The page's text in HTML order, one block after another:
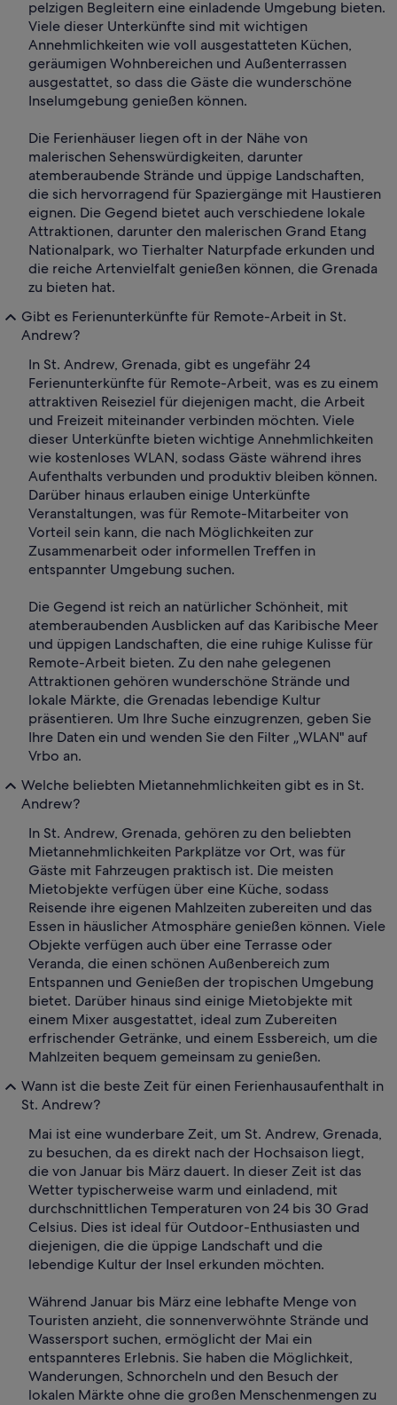
pelzigen Begleitern eine einladende Umgebung bieten.
Viele dieser Unterkünfte sind mit wichtigen
Annehmlichkeiten wie voll ausgestatteten Küchen,
geräumigen Wohnbereichen und Außenterrassen
ausgestattet, so dass die Gäste die wunderschöne
Inselumgebung genießen können.
Die Ferienhäuser liegen oft in der Nähe von
malerischen Sehenswürdigkeiten, darunter
atemberaubende Strände und üppige Landschaften,
die sich hervorragend für Spaziergänge mit Haustieren
eignen. Die Gegend bietet auch verschiedene lokale
Attraktionen, darunter den malerischen Grand Etang
Nationalpark, wo Tierhalter Naturpfade erkunden und
die reiche Artenvielfalt genießen können, die Grenada
zu bieten hat.
Gibt es Ferienunterkünfte für Remote-Arbeit in St.
Andrew?
In St. Andrew, Grenada, gibt es ungefähr 24
Ferienunterkünfte für Remote-Arbeit, was es zu einem
attraktiven Reiseziel für diejenigen macht, die Arbeit
und Freizeit miteinander verbinden möchten. Viele
dieser Unterkünfte bieten wichtige Annehmlichkeiten
wie kostenloses WLAN, sodass Gäste während ihres
Aufenthalts verbunden und produktiv bleiben können.
Darüber hinaus erlauben einige Unterkünfte
Veranstaltungen, was für Remote-Mitarbeiter von
Vorteil sein kann, die nach Möglichkeiten zur
Zusammenarbeit oder informellen Treffen in
entspannter Umgebung suchen.
Die Gegend ist reich an natürlicher Schönheit, mit
atemberaubenden Ausblicken auf das Karibische Meer
und üppigen Landschaften, die eine ruhige Kulisse für
Remote-Arbeit bieten. Zu den nahe gelegenen
Attraktionen gehören wunderschöne Strände und
lokale Märkte, die Grenadas lebendige Kultur
präsentieren. Um Ihre Suche einzugrenzen, geben Sie
Ihre Daten ein und wenden Sie den Filter „WLAN" auf
Vrbo an.
Welche beliebten Mietannehmlichkeiten gibt es in St.
Andrew?
In St. Andrew, Grenada, gehören zu den beliebten
Mietannehmlichkeiten Parkplätze vor Ort, was für
Gäste mit Fahrzeugen praktisch ist. Die meisten
Mietobjekte verfügen über eine Küche, sodass
Reisende ihre eigenen Mahlzeiten zubereiten und das
Essen in häuslicher Atmosphäre genießen können. Viele
Objekte verfügen auch über eine Terrasse oder
Veranda, die einen schönen Außenbereich zum
Entspannen und Genießen der tropischen Umgebung
bietet. Darüber hinaus sind einige Mietobjekte mit
einem Mixer ausgestattet, ideal zum Zubereiten
erfrischender Getränke, und einem Essbereich, um die
Mahlzeiten bequem gemeinsam zu genießen.
Wann ist die beste Zeit für einen Ferienhausaufenthalt in
St. Andrew?
Mai ist eine wunderbare Zeit, um St. Andrew, Grenada,
zu besuchen, da es direkt nach der Hochsaison liegt,
die von Januar bis März dauert. In dieser Zeit ist das
Wetter typischerweise warm und einladend, mit
durchschnittlichen Temperaturen von 24 bis 30 Grad
Celsius. Dies ist ideal für Outdoor-Enthusiasten und
diejenigen, die die üppige Landschaft und die
lebendige Kultur der Insel erkunden möchten.
Während Januar bis März eine lebhafte Menge von
Touristen anzieht, die sonnenverwöhnte Strände und
Wassersport suchen, ermöglicht der Mai ein
entspannteres Erlebnis. Sie haben die Möglichkeit,
Wanderungen, Schnorcheln und den Besuch der
lokalen Märkte ohne die großen Menschenmengen zu